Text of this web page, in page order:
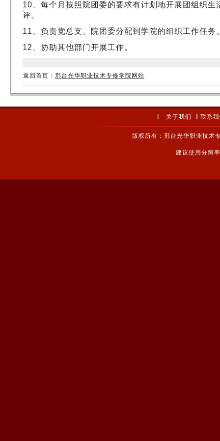
10、每个月按照院团委的要求有计划地开展团组织
评。
11、负责党总支、院团委分配到学院的组织工作任务
12、协助其他部门开展工作。
返回首页： 邢台光华职业技术专修学院网站
关于我们 联系
版权所有：邢台光华职业技术
建议使用分辩